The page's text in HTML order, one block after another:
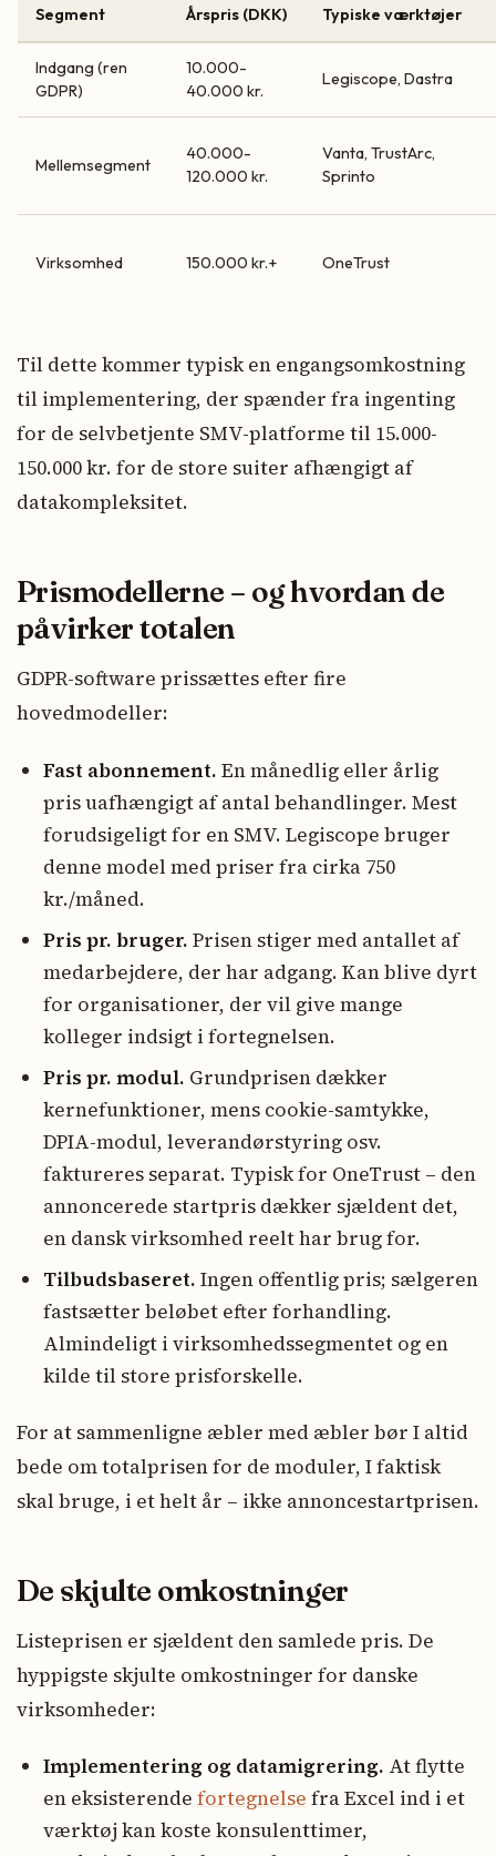
Segment Årspris (DKK) Typiske værktøjer
Indgang (ren
GDPR)
10.000-
40.000 kr.
Legiscope, Dastra
Mellemsegment
40.000-
120.000 kr.
Vanta, TrustArc,
Sprinto
Virksomhed 150.000 kr.+ OneTrust
Til dette kommer typisk en engangsomkostning
til implementering, der spænder fra ingenting
for de selvbetjente SMV-platforme til 15.000-
150.000 kr. for de store suiter afhængigt af
datakompleksitet.
Prismodellerne – og hvordan de
påvirker totalen
GDPR-software prissættes efter fire
hovedmodeller:
Fast abonnement. En månedlig eller årlig
pris uafhængigt af antal behandlinger. Mest
forudsigeligt for en SMV. Legiscope bruger
denne model med priser fra cirka 750
kr./måned.
Pris pr. bruger. Prisen stiger med antallet af
medarbejdere, der har adgang. Kan blive dyrt
for organisationer, der vil give mange
kolleger indsigt i fortegnelsen.
Pris pr. modul. Grundprisen dækker
kernefunktioner, mens cookie-samtykke,
DPIA-modul, leverandørstyring osv.
faktureres separat. Typisk for OneTrust – den
annoncerede startpris dækker sjældent det,
en dansk virksomhed reelt har brug for.
Tilbudsbaseret. Ingen offentlig pris; sælgeren
fastsætter beløbet efter forhandling.
Almindeligt i virksomhedssegmentet og en
kilde til store prisforskelle.
For at sammenligne æbler med æbler bør I altid
bede om totalprisen for de moduler, I faktisk
skal bruge, i et helt år – ikke annoncestartprisen.
De skjulte omkostninger
Listeprisen er sjældent den samlede pris. De
hyppigste skjulte omkostninger for danske
virksomheder:
Implementering og datamigrering. At flytte
en eksisterende fortegnelse fra Excel ind i et
værktøj kan koste konsulenttimer,